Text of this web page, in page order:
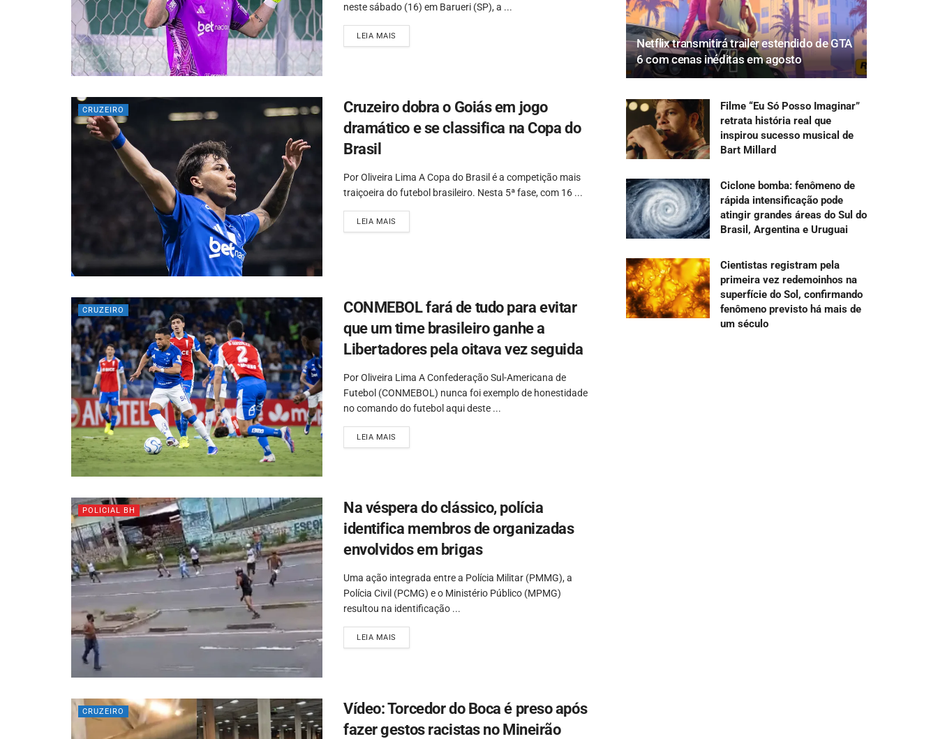
neste sábado (16) em Barueri (SP), a ...
LEIA MAIS
CRUZEIRO
Cruzeiro dobra o Goiás em jogo
dramático e se classifica na Copa do
Brasil
Por Oliveira Lima A Copa do Brasil é a competição mais
traiçoeira do futebol brasileiro. Nesta 5ª fase, com 16 ...
LEIA MAIS
CRUZEIRO
CONMEBOL fará de tudo para evitar
que um time brasileiro ganhe a
Libertadores pela oitava vez seguida
Por Oliveira Lima A Confederação Sul-Americana de
Futebol (CONMEBOL) nunca foi exemplo de honestidade
no comando do futebol aqui deste ...
LEIA MAIS
POLICIAL BH
Na véspera do clássico, polícia
identifica membros de organizadas
envolvidos em brigas
Uma ação integrada entre a Polícia Militar (PMMG), a
Polícia Civil (PCMG) e o Ministério Público (MPMG)
resultou na identificação ...
LEIA MAIS
CRUZEIRO
Vídeo: Torcedor do Boca é preso após
fazer gestos racistas no Mineirão
Netflix transmitirá trailer estendido de GTA
6 com cenas inéditas em agosto
Filme “Eu Só Posso Imaginar”
retrata história real que
inspirou sucesso musical de
Bart Millard
Ciclone bomba: fenômeno de
rápida intensificação pode
atingir grandes áreas do Sul do
Brasil, Argentina e Uruguai
Cientistas registram pela
primeira vez redemoinhos na
superfície do Sol, confirmando
fenômeno previsto há mais de
um século